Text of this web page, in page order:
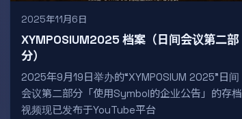
2025年11月6日
XYMPOSIUM2025 档案（日间会议第二部
分）
2025年9月19日举办的“XYMPOSIUM 2025”日间
会议第二部分「使用Symbol的企业公告」的存档
视频现已发布于YouTube平台